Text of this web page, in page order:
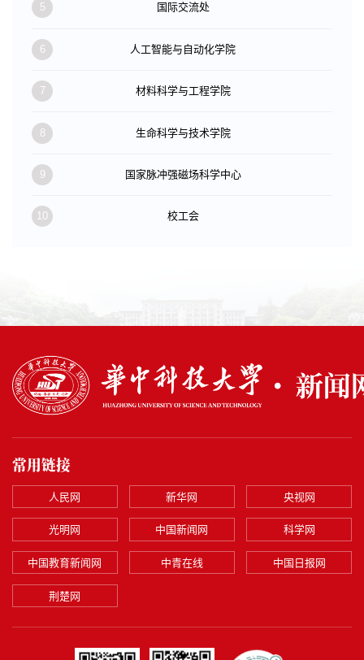
5 国际交流处
6 人工智能与自动化学院
7 材料科学与工程学院
8 生命科学与技术学院
9 国家脉冲强磁场科学中心
10 校工会
常用链接
人民网 新华网 央视网
光明网 中国新闻网 科学网
中国教育新闻网 中青在线 中国日报网
荆楚网